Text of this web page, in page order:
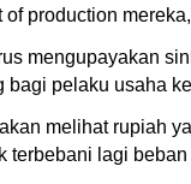
production
mengupayakan
pelaku usaha
melihat rupiah
lagi